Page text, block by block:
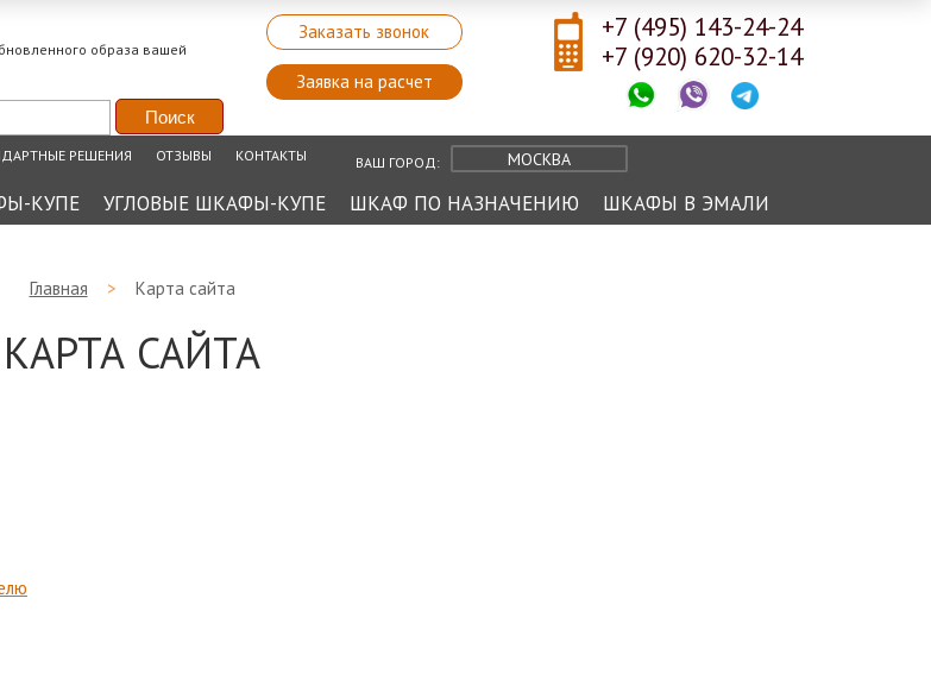
образа вашей
Заказать звонок
Заявка на расчет
+7 (495) 143-24-24
+7 (920) 620-32-14
РЕШЕНИЯ ОТЗЫВЫ КОНТАКТЫ ВАШ ГОРОД: МОСКВА
КУПЕ УГЛОВЫЕ ШКАФЫ-КУПЕ ШКАФ ПО НАЗНАЧЕНИЮ ШКАФЫ В ЭМАЛИ
Главная > Карта сайта
КАРТА САЙТА